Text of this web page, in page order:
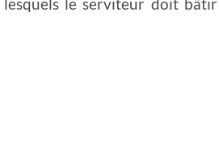
lesquels le serviteur doit